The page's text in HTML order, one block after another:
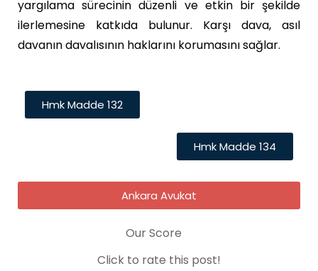
yargılama sürecinin düzenli ve etkin bir şekilde
ilerlemesine katkıda bulunur. Karşı dava, asıl
davanın davalısının haklarını korumasını sağlar.
Hmk Madde 132
Hmk Madde 134
Ankara Avukat
Our Score
Click to rate this post!